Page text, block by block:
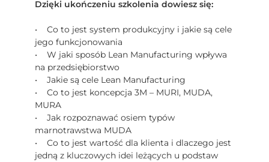
Dzięki ukończeniu szkolenia dowiesz się:
• Co to jest system produkcyjny i jakie są cele
jego funkcjonowania
• W jaki sposób Lean Manufacturing wpływa
na przedsiębiorstwo
• Jakie są cele Lean Manufacturing
• Co to jest koncepcja 3M – MURI, MUDA,
MURA
• Jak rozpoznawać osiem typów
marnotrawstwa MUDA
• Co to jest wartość dla klienta i dlaczego jest
jedną z kluczowych idei leżących u podstaw